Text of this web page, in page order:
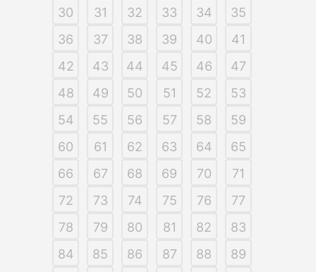
30
31 32 33 34
35
36
37 38 39 40
41
42
43 44 45 46
47
48
49 50 51 52
53
54
55 56 57 58
59
60
61 62 63 64
65
66
67 68 69 70
71
72
73 74 75 76
77
78
79 80 81 82
83
84
85 86 87 88
89